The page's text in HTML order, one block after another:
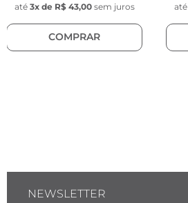
até 3x de R$ 43,00 sem juros
COMPRAR
até
NEWSLETTER